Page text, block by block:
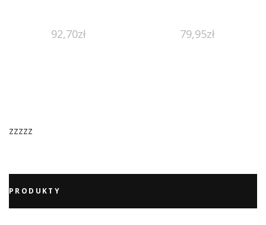
92,70zł 79,95zł
zzzzz
PRODUKTY